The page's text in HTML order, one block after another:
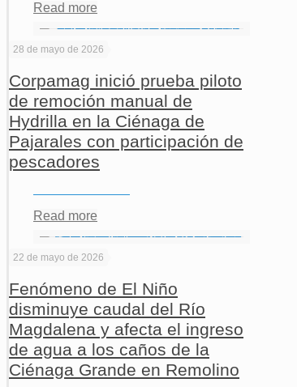
Read more
28 de mayo de 2026
Corpamag inició prueba piloto
de remoción manual de
Hydrilla en la Ciénaga de
Pajarales con participación de
pescadores
Read more
22 de mayo de 2026
Fenómeno de El Niño
disminuye caudal del Río
Magdalena y afecta el ingreso
de agua a los caños de la
Ciénaga Grande en Remolino